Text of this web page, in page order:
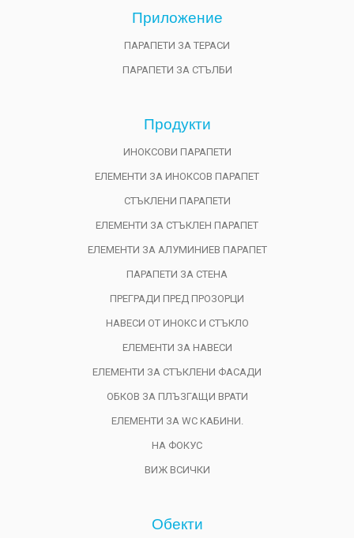
Приложениe
ПАРАПЕТИ ЗА ТЕРАСИ
ПАРАПЕТИ ЗА СТЪЛБИ
Продукти
ИНОКСОВИ ПАРАПЕТИ
ЕЛЕМЕНТИ ЗА ИНОКСОВ ПАРАПЕТ
СТЪКЛЕНИ ПАРАПЕТИ
ЕЛЕМЕНТИ ЗА СТЪКЛЕН ПАРАПЕТ
ЕЛЕМЕНТИ ЗА АЛУМИНИЕВ ПАРАПЕТ
ПАРАПЕТИ ЗА СТЕНА
ПРЕГРАДИ ПРЕД ПРОЗОРЦИ
НАВЕСИ ОТ ИНОКС И СТЪКЛО
ЕЛЕМЕНТИ ЗА НАВЕСИ
ЕЛЕМЕНТИ ЗА СТЪКЛЕНИ ФАСАДИ
ОБКОВ ЗА ПЛЪЗГАЩИ ВРАТИ
ЕЛЕМЕНТИ ЗА WC КАБИНИ.
НА ФОКУС
ВИЖ ВСИЧКИ
Обекти